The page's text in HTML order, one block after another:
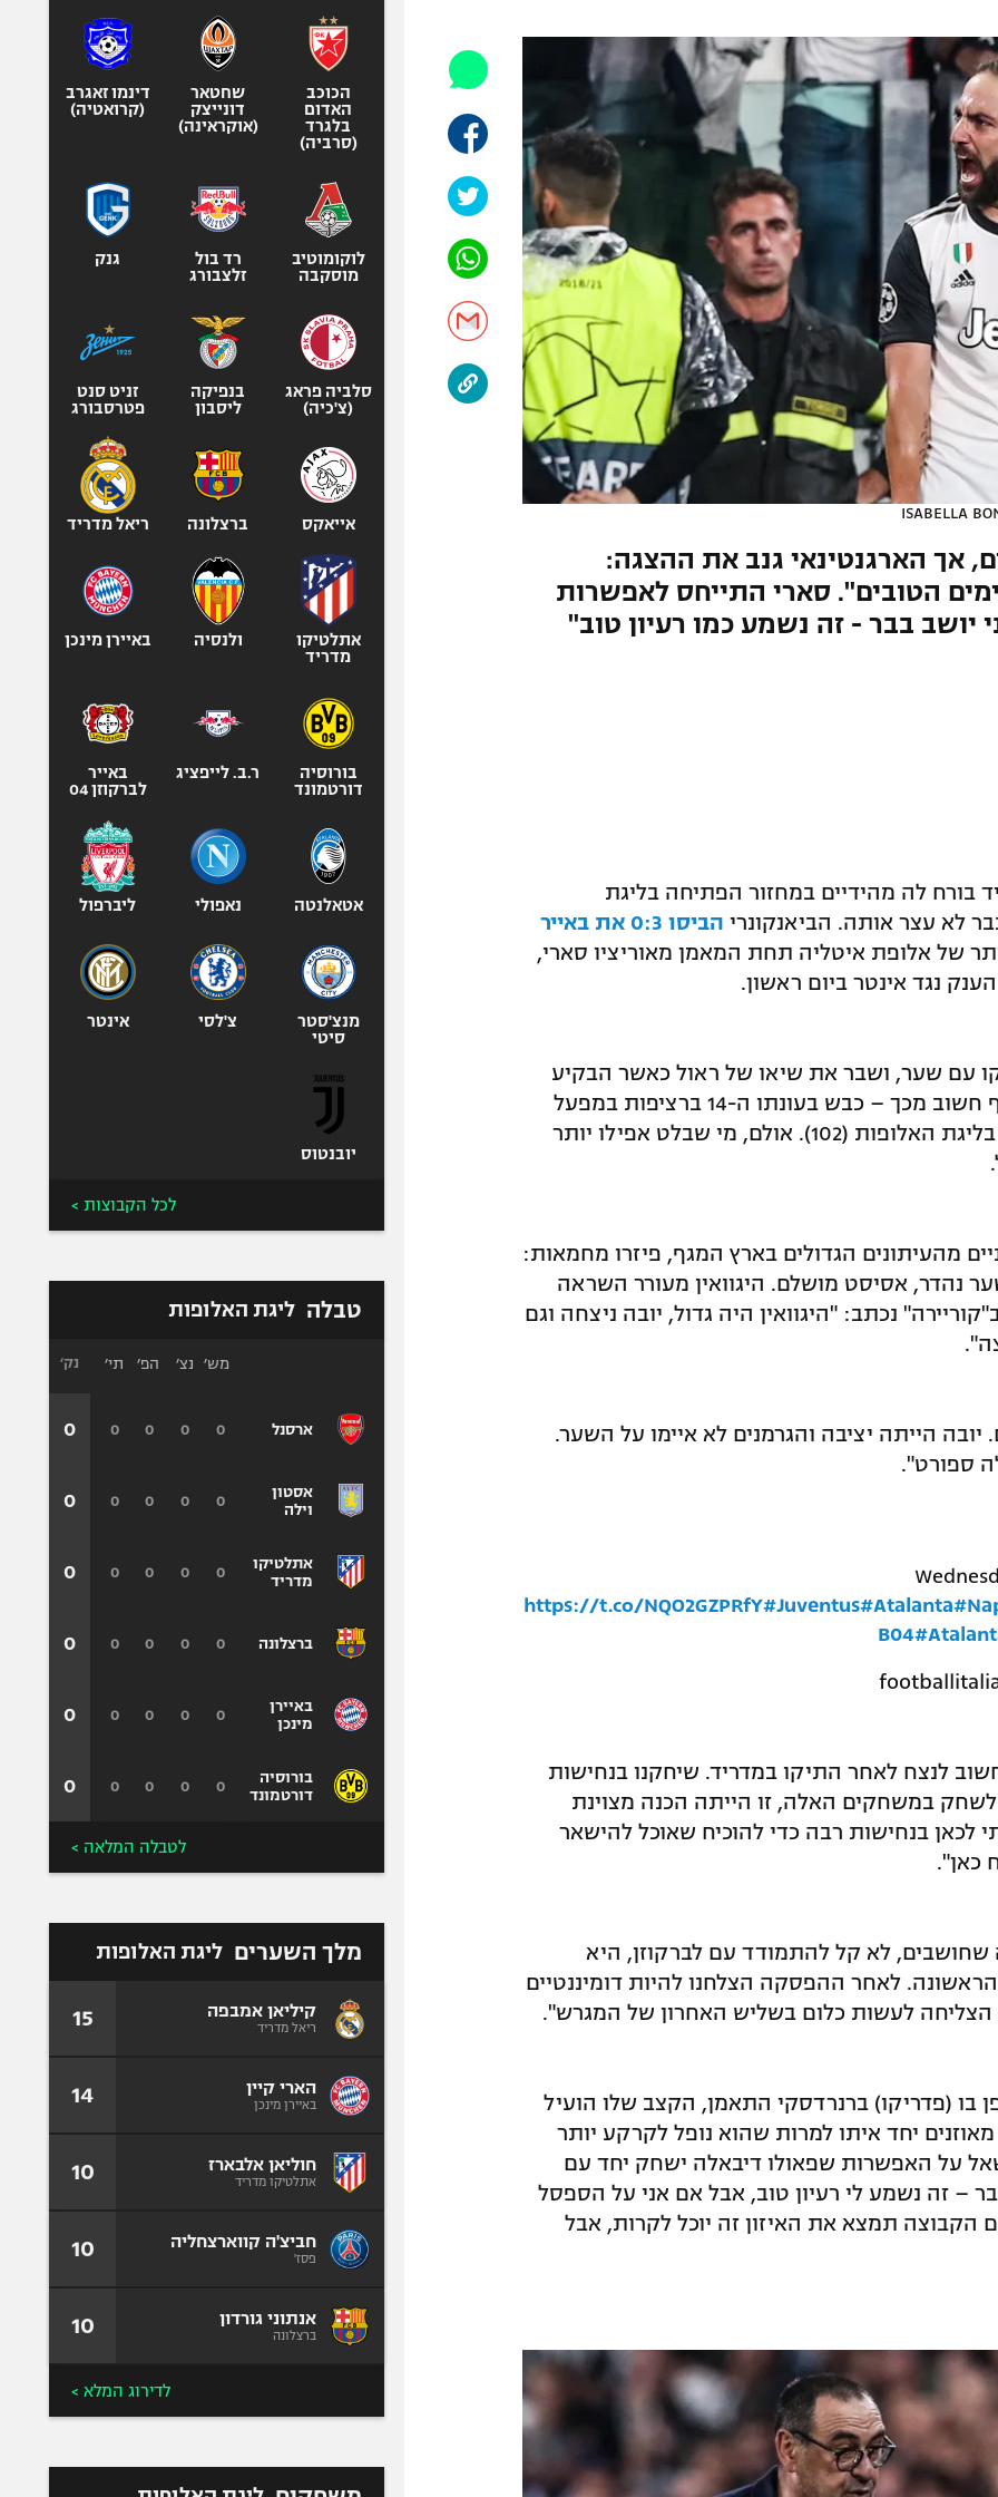
אביב
שבע
ליגה סינית
ליגה ברזילאית
ליגות נוספות
אופניים
ספורט מוטורי
כדורמים
פוטבול אמריקאי NFL
ספורט אתגרי
ואקסטרים
אומנויות לחימה
ISABELLA
אך הארגנטינאי גנב את ההצגה:
הטובים". סארי התייחס לאפשרות
בבר - זה נשמע כמו רעיון טוב"
בורח לה מהידיים במחזור הפתיחה בליגת
לא עצר אותה. הביאנקונרי
הביסו 0:3 את באייר
של אלופת איטליה תחת המאמן מאוריציו סארי,
נגד אינטר ביום ראשון.
עם שער, ושבר את שיאו של ראול כאשר הבקיע
נגד 33 יריבות שונות בליגת האלופות ואף חשוב מכך – כבש בעונתו ה-14 ברציפות במפעל
(מאז 2006/07) והפך לשיאן הניצחונות בליגת האלופות (102). אולם, מי שבלט אפילו יותר
מהעיתונים הגדולים בארץ המגף, פיזרו מחמאות:
נהדר, אסיסט מושלם. היגוואין מעורר השראה
נכתב: "היגוואין היה גדול, יובה ניצחה וגם
יובה הייתה יציבה והגרמנים לא איימו על השער.
ספורט".
https://t.co/NQO2GZPRfY#Juventus#Atalanta
B04
לנצח לאחר התיקו במדריד. שיחקנו בנחישות
במשחקים האלה, זו הייתה הכנה מצוינת
בנחישות רבה כדי להוכיח שאוכל להישאר
כאן".
לא קל להתמודד עם לברקוזן, היא
לאחר ההפסקה הצלחנו להיות דומיננטיים
הצליחה לעשות כלום בשליש האחרון של המגרש".
בו (פדריקו) ברנרדסקי התאמן, הקצב שלו הועיל
יחד איתו למרות שהוא נופל לקרקע יותר
על האפשרות שפאולו דיבאלה ישחק יחד עם
– זה נשמע לי רעיון טוב, אבל אם אני על הספסל
הקבוצה תמצא את האיזון זה יוכל לקרות, אבל
הכוכב
האדום
בלגרד
(סרביה)
שחטאר
דונייצק
(אוקראינה)
דינמו זאגרב
(קרואטיה)
לוקומוטיב
מוסקבה
רד בול
זלצבורג
גנק
סלביה פראג
(צ'כיה)
בנפיקה
ליסבון
זניט סנט
פטרסבורג
אייאקס ברצלונה ריאל מדריד
אתלטיקו
מדריד
ולנסיה באיירן מינכן
בורוסיה
דורטמונד
ר.ב. לייפציג
באייר
לברקוזן 04
אטאלנטה נאפולי ליברפול
מנצ'סטר
סיטי
צ'לסי אינטר
יובנטוס
לכל הקבוצות >
טבלה ליגת האלופות
ארסנל
אסטון
וילה
אתלטיקו
מדריד
ברצלונה
באיירן
מינכן
בורוסיה
דורטמונד
מש׳ נצ׳ הפ׳ תי׳
0
0
0
0
0
0
0
0
0
0
0
0
0
0
0
0
0
0
0
0
0
0
0
0
נק׳
0
0
0
0
0
0
לטבלה המלאה >
מלך השערים ליגת האלופות
קיליאן אמבפה
ריאל מדריד 15
הארי קיין
באיירן מינכן 14
חוליאן אלבארז
אתלטיקו מדריד 10
חביצ'ה קווארצחליה
פסז' 10
אנתוני גורדון
ברצלונה 10
לדירוג המלא >